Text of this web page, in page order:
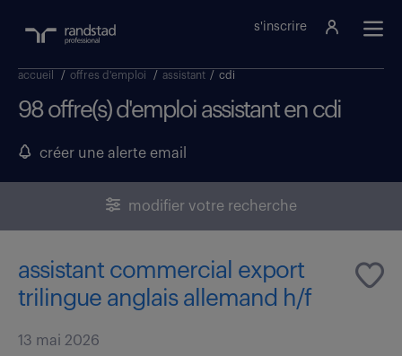
s'inscrire
accueil / offres d'emploi / assistant / cdi
98 offre(s) d'emploi assistant en cdi
créer une alerte email
modifier votre recherche
assistant commercial export
trilingue anglais allemand h/f
13 mai 2026